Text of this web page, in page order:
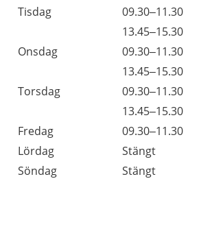
Tisdag
09.30–11.30
13.45–15.30
Onsdag
09.30–11.30
13.45–15.30
Torsdag
09.30–11.30
13.45–15.30
Fredag
09.30–11.30
Lördag
Stängt
Söndag
Stängt